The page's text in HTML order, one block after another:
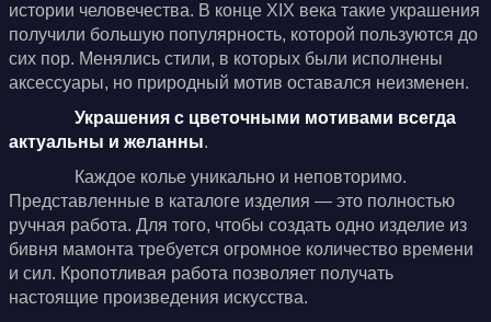
истории человечества. В конце XIX века такие украшения
получили большую популярность, которой пользуются до
сих пор. Менялись стили, в которых были исполнены
аксессуары, но природный мотив оставался неизменен.
Украшения с цветочными мотивами всегда
актуальны и желанны.
Каждое колье уникально и неповторимо.
Представленные в каталоге изделия — это полностью
ручная работа. Для того, чтобы создать одно изделие из
бивня мамонта требуется огромное количество времени
и сил. Кропотливая работа позволяет получать
настоящие произведения искусства.